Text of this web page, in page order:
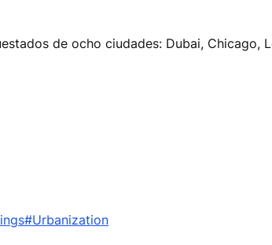
de ocho ciudades: Dubai, Chicago,
#Urbanization